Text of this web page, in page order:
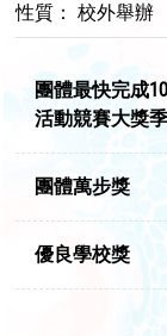
性質： 校外舉辦
團體最快完成
活動競賽大獎
團體萬步獎
優良學校獎